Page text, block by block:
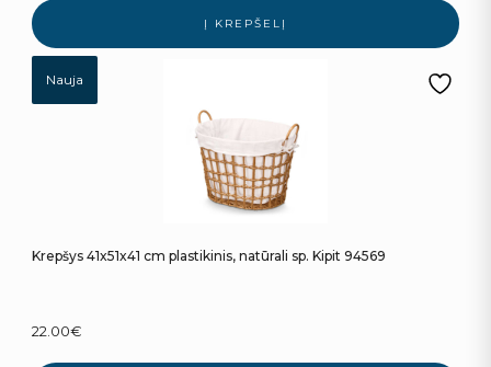
Į KREPŠELĮ
Nauja
Krepšys 41x51x41 cm plastikinis, natūrali sp. Kipit 94569
22.00€